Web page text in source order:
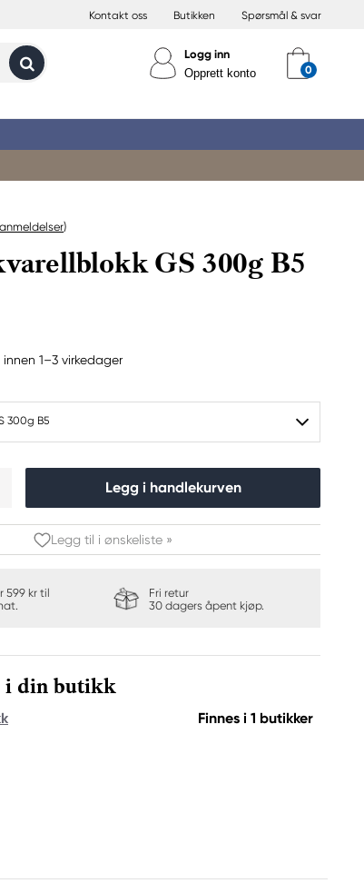
Kontakt oss Butikken Spørsmål & svar
Logg inn
Opprett konto
anmeldelser)
GS 300g B5
innen 1–3 virkedager
300g B5
Legg i handlekurven
Legg til i ønskeliste »
599 kr til
Fri retur
30 dagers åpent kjøp.
i din butikk
Finnes i 1 butikker